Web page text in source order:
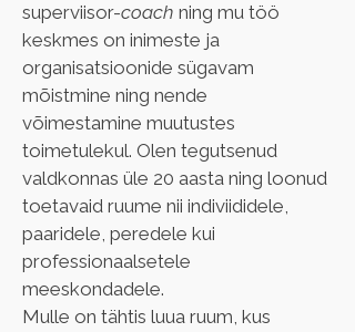
superviisor-coach ning mu töö
keskmes on inimeste ja
organisatsioonide sügavam
mõistmine ning nende
võimestamine muutustes
toimetulekul. Olen tegutsenud
valdkonnas üle 20 aasta ning loonud
toetavaid ruume nii indiviididele,
paaridele, peredele kui
professionaalsetele
meeskondadele.
Mulle on tähtis luua ruum, kus